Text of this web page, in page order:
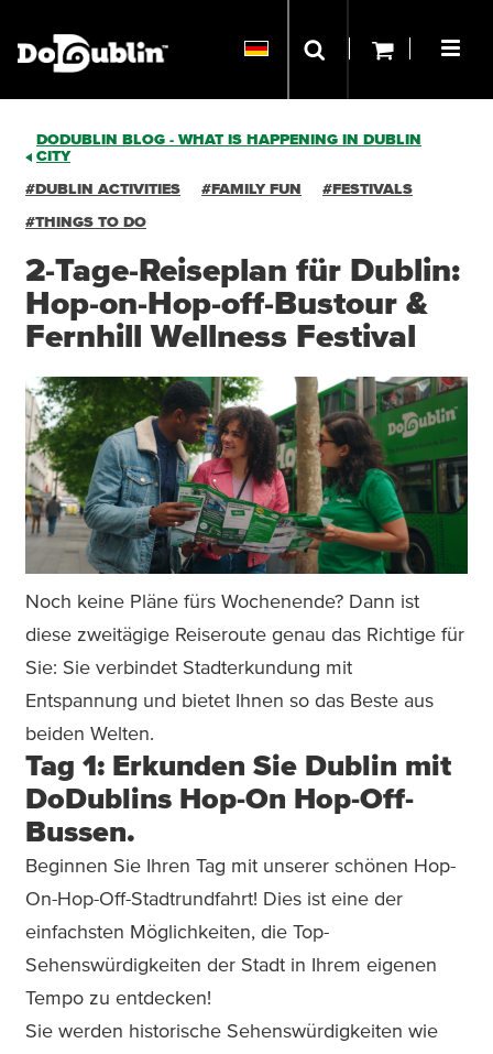
DODUBLIN BLOG - WHAT IS HAPPENING IN DUBLIN
CITY
#DUBLIN ACTIVITIES #FAMILY FUN #FESTIVALS
#THINGS TO DO
2-Tage-Reiseplan für Dublin:
Hop-on-Hop-off-Bustour &
Fernhill Wellness Festival
Noch keine Pläne fürs Wochenende? Dann ist
diese zweitägige Reiseroute genau das Richtige für
Sie: Sie verbindet Stadterkundung mit
Entspannung und bietet Ihnen so das Beste aus
beiden Welten.
Tag 1: Erkunden Sie Dublin mit
DoDublins Hop-On Hop-Off-
Bussen.
Beginnen Sie Ihren Tag mit unserer schönen Hop-
On-Hop-Off-Stadtrundfahrt! Dies ist eine der
einfachsten Möglichkeiten, die Top-
Sehenswürdigkeiten der Stadt in Ihrem eigenen
Tempo zu entdecken!
Sie werden historische Sehenswürdigkeiten wie